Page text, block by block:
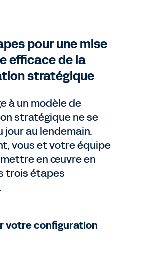
pour une mise
efficace de la
stratégique
à un modèle de
stratégique ne se
jour au lendemain.
vous et votre équipe
en œuvre en
trois étapes
votre configuration